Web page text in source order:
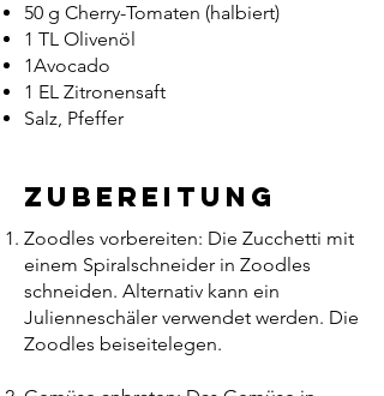
50 g Cherry-Tomaten (halbiert)
1 TL Olivenöl
1Avocado
1 EL Zitronensaft
Salz, Pfeffer
Zubereitung
Zoodles vorbereiten: Die Zucchetti mit
einem Spiralschneider in Zoodles
schneiden. Alternativ kann ein
Julienneschäler verwendet werden. Die
Zoodles beiseitelegen.